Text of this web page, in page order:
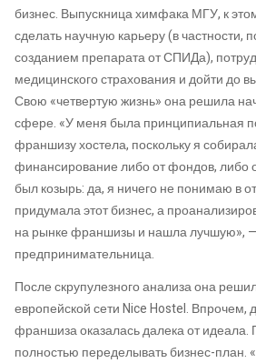
бизнес. Выпускница химфака МГУ, к
сделать научную карьеру (в частности,
созданием препарата от СПИДа),
медицинского страхования и дойти до
Свою «четвертую жизнь» она решила
сфере. «У меня была принципиальная
франшизу хостела, поскольку я
финансирование либо от фондов, либо
был козырь: да, я ничего не понимаю в
придумала этот бизнес, а
на рынке франшизы и нашла лучшую», —
предпринимательница.
После скрупулезного анализа она
европейской сети Nice Hostel. Впрочем,
франшиза оказалась далека от идеала.
полностью переделывать бизнес-план.